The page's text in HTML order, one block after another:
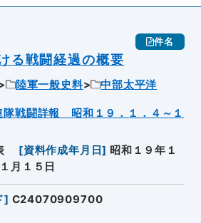
件名
る戦闘経過の概要
陸軍一般史料
中部太平洋
隊戦闘詳報 昭和１９．１．４～１
[資料作成年月日] 昭和１９年１
月１５日
] C24070909700